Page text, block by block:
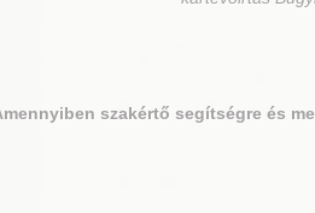
szakértő segítségre és